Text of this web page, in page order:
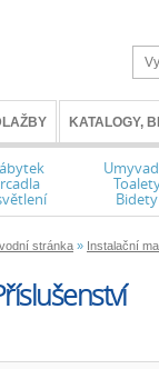
KATALOGY,
Bidety
stránka » Instalační